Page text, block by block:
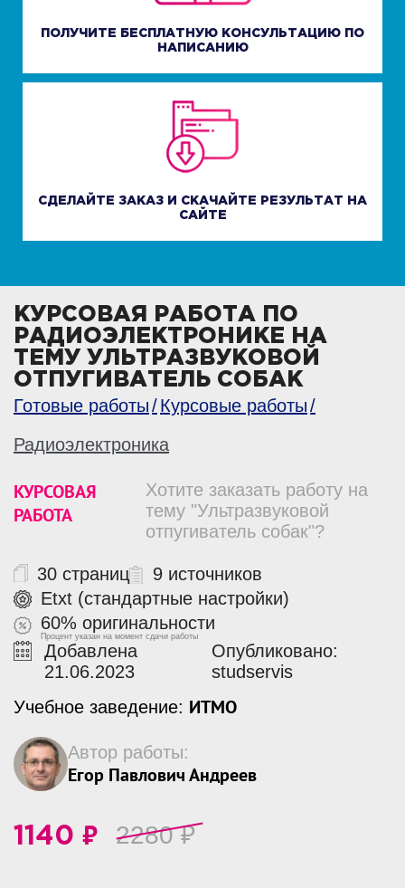
ПОЛУЧИТЕ БЕСПЛАТНУЮ КОНСУЛЬТАЦИЮ ПО
НАПИСАНИЮ
СДЕЛАЙТЕ ЗАКАЗ И СКАЧАЙТЕ РЕЗУЛЬТАТ НА
САЙТЕ
КУРСОВАЯ РАБОТА ПО
РАДИОЭЛЕКТРОНИКЕ НА
ТЕМУ УЛЬТРАЗВУКОВОЙ
ОТПУГИВАТЕЛЬ СОБАК
Готовые работы
Курсовые работы
Радиоэлектроника
КУРСОВАЯ
РАБОТА
Хотите заказать работу на
тему "Ультразвуковой
отпугиватель собак"?
30 страниц
9 источников
Etxt (стандартные настройки)
60% оригинальности
Процент указан на момент сдачи работы
Добавлена
21.06.2023
Опубликовано:
studservis
Учебное заведение: ИТМО
Автор работы:
Егор Павлович Андреев
1140 ₽ 2280₽